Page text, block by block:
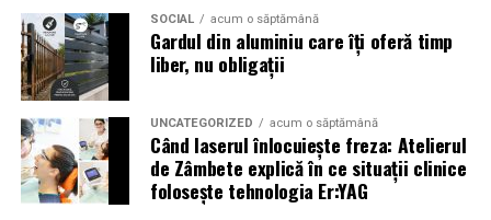
SOCIAL acum o săptămână
Gardul din aluminiu care îți oferă timp
liber, nu obligații
UNCATEGORIZED acum o săptămână
Când laserul înlocuiește freza: Atelierul
de Zâmbete explică în ce situații clinice
folosește tehnologia Er:YAG